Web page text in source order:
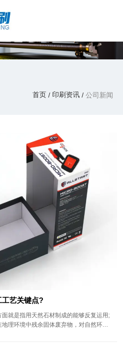
中心
资讯 /公司新闻
资讯
首页 / 印刷资讯 / 公司新闻
艺关键点?
就是指用天然石材制成的能够反复运用;
理环境中残余固体废弃物，对自然环境
害相对性于别的原材料而言不大)。纸衣